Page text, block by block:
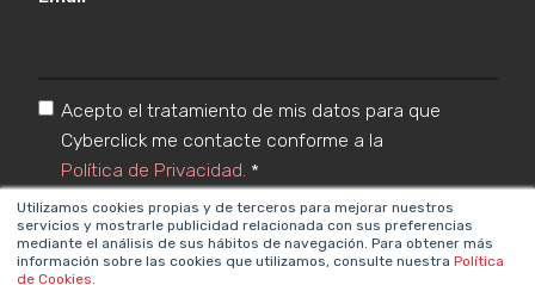
Utilizamos cookies propias y de terceros para mejorar nuestros
servicios y mostrarle publicidad relacionada con sus preferencias
mediante el análisis de sus hábitos de navegación. Para obtener más
información sobre las cookies que utilizamos, consulte nuestra Política
de Cookies.
Acepto el tratamiento de mis datos para que
Cyberclick me contacte conforme a la
Política de Privacidad. *